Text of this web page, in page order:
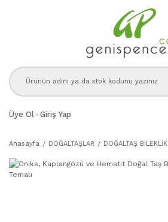
Üye Ol - Giriş Yap
Anasayfa DOĞALTAŞLAR DOĞALTAŞ BİLEKLİK